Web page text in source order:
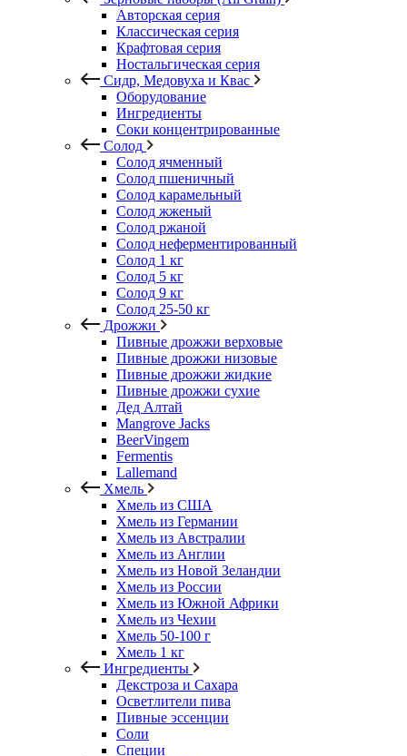
Авторская серия
Классическая серия
Крафтовая серия
Ностальгическая серия
Сидр, Медовуха и Квас
Оборудование
Ингредиенты
Соки концентрированные
Солод
Солод ячменный
Солод пшеничный
Солод карамельный
Солод жженый
Солод ржаной
Солод неферментированный
Солод 1 кг
Солод 5 кг
Солод 9 кг
Солод 25-50 кг
Дрожжи
Пивные дрожжи верховые
Пивные дрожжи низовые
Пивные дрожжи жидкие
Пивные дрожжи сухие
Дед Алтай
Mangrove Jacks
BeerVingem
Fermentis
Lallemand
Хмель
Хмель из США
Хмель из Германии
Хмель из Австралии
Хмель из Англии
Хмель из Новой Зеландии
Хмель из России
Хмель из Южной Африки
Хмель из Чехии
Хмель 50-100 г
Хмель 1 кг
Ингредиенты
Декстроза и Сахара
Осветлители пива
Пивные эссенции
Соли
Специи